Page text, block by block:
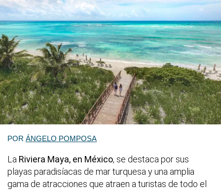
POR ÁNGELO POMPOSA
La Riviera Maya, en México, se destaca por sus
playas paradisíacas de mar turquesa y una amplia
gama de atracciones que atraen a turistas de todo el